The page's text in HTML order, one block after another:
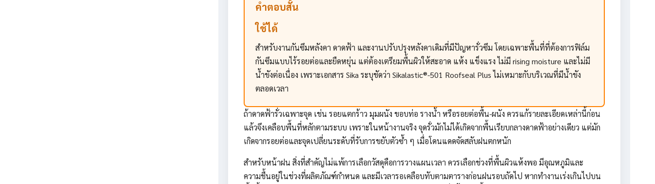
คำตอบสั้น
ใช้ได้
สำหรับงานกันซึมหลังคา ดาดฟ้า และงานปรับปรุงหลังคาเดิมที่มีปัญหารั่วซึม โดยเฉพาะพื้นที่ที่ต้องการฟิล์ม
กันซึมแบบไร้รอยต่อและยืดหยุ่น แต่ต้องเตรียมพื้นผิวให้สะอาด แห้ง แข็งแรง ไม่มี rising moisture และไม่มี
น้ำขังต่อเนื่อง เพราะเอกสาร Sika ระบุชัดว่า Sikalastic®-501 Roofseal Plus ไม่เหมาะกับบริเวณที่มีน้ำขัง
ตลอดเวลา
ถ้าดาดฟ้ารั่วเฉพาะจุด เช่น รอยแตกร้าว มุมผนัง ขอบท่อ รางน้ำ หรือรอยต่อพื้น-ผนัง ควรแก้รายละเอียดเหล่านี้ก่อน
แล้วจึงเคลือบพื้นที่หลักตามระบบ เพราะในหน้างานจริง จุดรั่วมักไม่ได้เกิดจากพื้นเรียบกลางดาดฟ้าอย่างเดียว แต่มัก
เกิดจากรอยต่อและจุดเปลี่ยนระดับที่รับการขยับตัวซ้ำ ๆ เมื่อโดนแดดจัดสลับฝนตกหนัก
สำหรับหน้าฝน สิ่งที่สำคัญไม่แพ้การเลือกวัสดุคือการวางแผนเวลา ควรเลือกช่วงที่พื้นผิวแห้งพอ มีอุณหภูมิและ
ความชื้นอยู่ในช่วงที่ผลิตภัณฑ์กำหนด และมีเวลารอเคลือบทับตามตารางก่อนฝนรอบถัดไป หากทำงานเร่งเกินไปบน